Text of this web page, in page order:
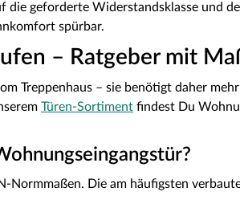
die geforderte Widerstandsklasse und
spürbar.
– Ratgeber mit
Treppenhaus – sie benötigt daher
Türen-Sortiment findest Du
Normmaßen. Die am häufigsten